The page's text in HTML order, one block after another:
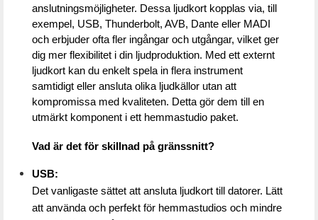
anslutningsmöjligheter. Dessa ljudkort kopplas via, till
exempel, USB, Thunderbolt, AVB, Dante eller MADI
och erbjuder ofta fler ingångar och utgångar, vilket ger
dig mer flexibilitet i din ljudproduktion. Med ett externt
ljudkort kan du enkelt spela in flera instrument
samtidigt eller ansluta olika ljudkällor utan att
kompromissa med kvaliteten. Detta gör dem till en
utmärkt komponent i ett hemmastudio paket.
Vad är det för skillnad på gränssnitt?
USB:
Det vanligaste sättet att ansluta ljudkort till datorer. Lätt
att använda och perfekt för hemmastudios och mindre